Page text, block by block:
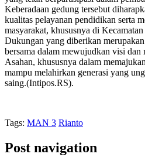
Keberadaan gedung tersebut
kualitas pelayanan pendidikan serta
masyarakat, khususnya di
Dukungan yang diberikan
bersama dalam mewujudkan visi dan
Asahan, khususnya dalam
mampu melahirkan generasi yang
saing.(Intipos.RS).
Tags: MAN 3 Rianto
Post navigation